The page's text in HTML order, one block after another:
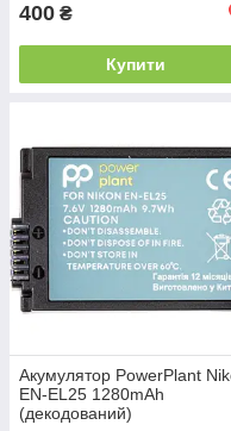
400 ₴
Купити
Акумулятор PowerPlant
EN-EL25 1280mAh
(декодований)